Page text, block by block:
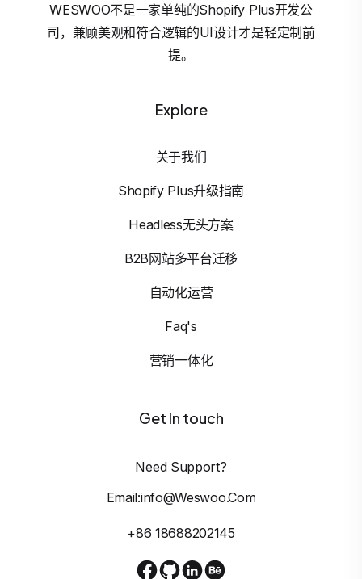
WESWOO不是一家单纯的Shopify Plus开发公
司，兼顾美观和符合逻辑的UI设计才是轻定制前
提。
Explore
关于我们
Shopify Plus升级指南
Headless无头方案
B2B网站多平台迁移
自动化运营
Faq's
营销一体化
Get In touch
Need Support?
Email:info@weswoo.com
+86 18688202145